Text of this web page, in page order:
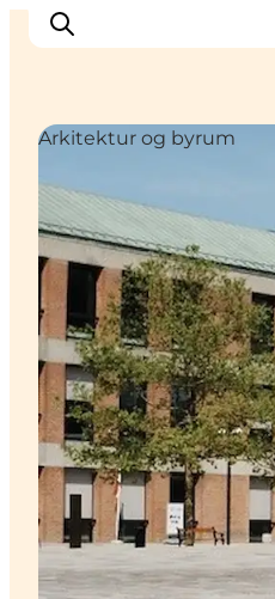
Oplev Nyborg
Outdoor
Det sker i Nyborg
Sprogø
Planlæg din tur
Book & køb
Arkitektur og byrum